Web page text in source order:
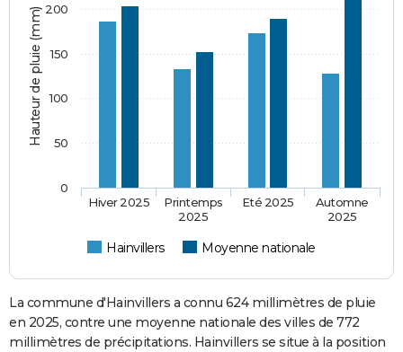
Hauteur de pluie (mm)
Hainvillers Moyenne nationale
Hiver 2025
Printemps
2025
Eté 2025
Automne
2025
0
50
100
150
200
La commune d'Hainvillers a connu 624 millimètres de pluie
en 2025, contre une moyenne nationale des villes de 772
millimètres de précipitations. Hainvillers se situe à la position